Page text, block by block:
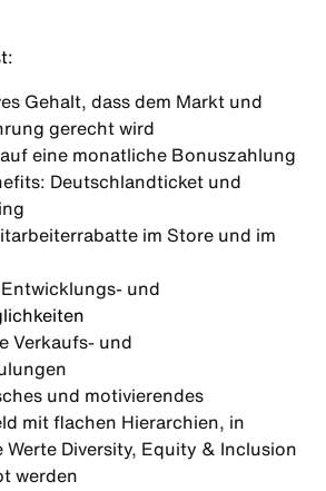
Gehalt, dass dem Markt und
gerecht wird
eine monatliche Bonuszahlung
Deutschlandticket und
im Store und im
und
Verkaufs- und
und motivierendes
mit flachen Hierarchien, in
Werte Diversity, Equity & Inclusion
werden